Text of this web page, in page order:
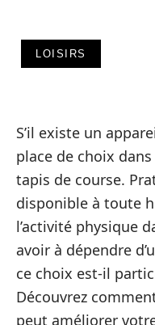
LOISIRS
S’il existe un
place de choix
tapis de course.
disponible à toute
l’activité physique
avoir à dépendre
ce choix est-il
Découvrez
peut améliorer